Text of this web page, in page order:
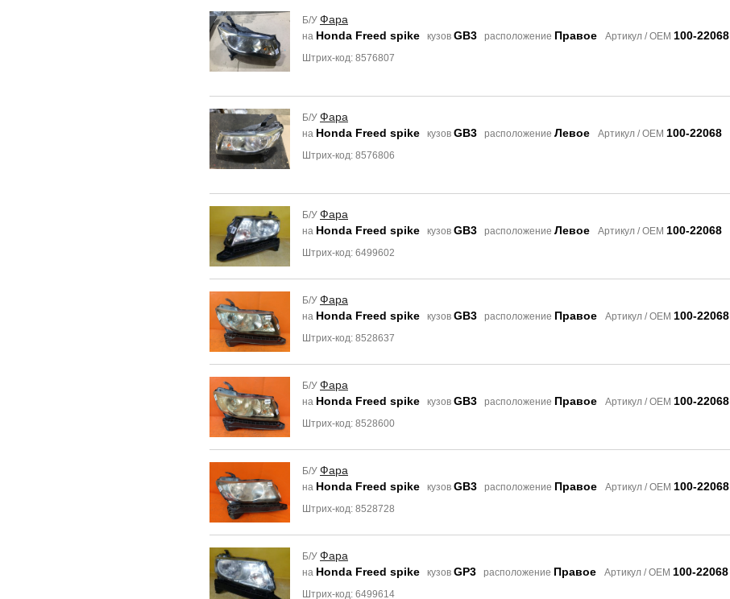
Б/У Фара
на Honda Freed spike кузов GB3 расположение Правое Артикул / OEM 100-22068
Штрих-код: 8576807
Б/У Фара
на Honda Freed spike кузов GB3 расположение Левое Артикул / OEM 100-22068
Штрих-код: 8576806
Б/У Фара
на Honda Freed spike кузов GB3 расположение Левое Артикул / OEM 100-22068
Штрих-код: 6499602
Б/У Фара
на Honda Freed spike кузов GB3 расположение Правое Артикул / OEM 100-22068
Штрих-код: 8528637
Б/У Фара
на Honda Freed spike кузов GB3 расположение Правое Артикул / OEM 100-22068
Штрих-код: 8528600
Б/У Фара
на Honda Freed spike кузов GB3 расположение Правое Артикул / OEM 100-22068
Штрих-код: 8528728
Б/У Фара
на Honda Freed spike кузов GP3 расположение Правое Артикул / OEM 100-22068
Штрих-код: 6499614